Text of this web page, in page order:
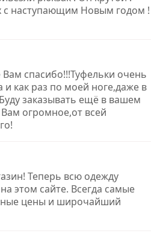
с наступающим Новым годом !
спасибо!!!Туфельки очень
и как раз по моей ноге,даже в
заказывать ещё в вашем
огромное,от всей
Теперь всю одежду
этом сайте. Всегда самые
цены и широчайший